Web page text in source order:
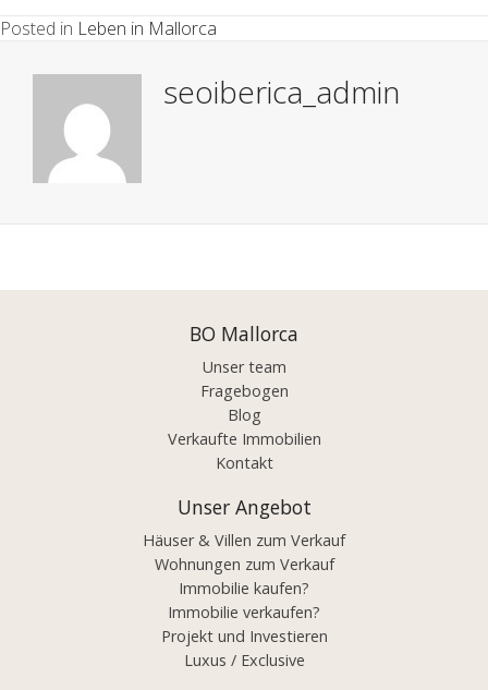
Posted in Leben in Mallorca
seoiberica_admin
navigation
BO Mallorca
Unser team
Fragebogen
Blog
Verkaufte Immobilien
Kontakt
Unser Angebot
Häuser & Villen zum Verkauf
Wohnungen zum Verkauf
Immobilie kaufen?
Immobilie verkaufen?
Projekt und Investieren
Luxus / Exclusive